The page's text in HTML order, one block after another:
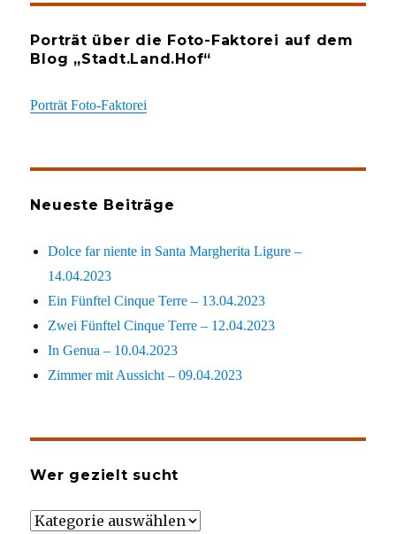
Porträt über die Foto-Faktorei auf dem
Blog „Stadt.Land.Hof“
Porträt Foto-Faktorei
Neueste Beiträge
Dolce far niente in Santa Margherita Ligure –
14.04.2023
Ein Fünftel Cinque Terre – 13.04.2023
Zwei Fünftel Cinque Terre – 12.04.2023
In Genua – 10.04.2023
Zimmer mit Aussicht – 09.04.2023
Wer gezielt sucht
Wer